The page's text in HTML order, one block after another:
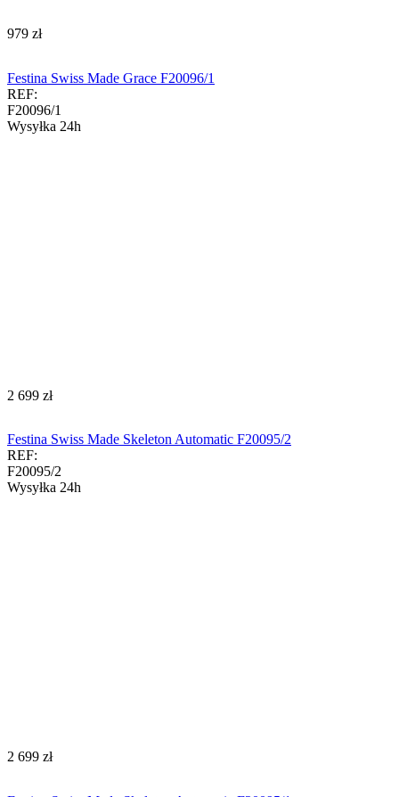
‍979‍ zł
Festina Swiss Made Grace F20096/1
REF:
F20096/1
Wysyłka 24h
‍2 699‍ zł
Festina Swiss Made Skeleton Automatic F20095/2
REF:
F20095/2
Wysyłka 24h
‍2 699‍ zł